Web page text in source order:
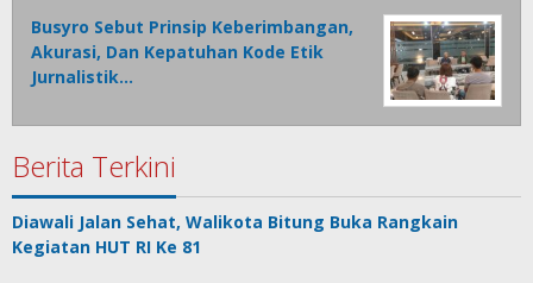
Busyro Sebut Prinsip Keberimbangan,
Akurasi, Dan Kepatuhan Kode Etik
Jurnalistik…
Berita Terkini
Diawali Jalan Sehat, Walikota Bitung Buka Rangkain
Kegiatan HUT RI Ke 81